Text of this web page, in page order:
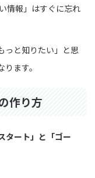
情報」はすぐに忘れ
っと知りたい」と思
ます。
作り方
スタート」と「ゴー